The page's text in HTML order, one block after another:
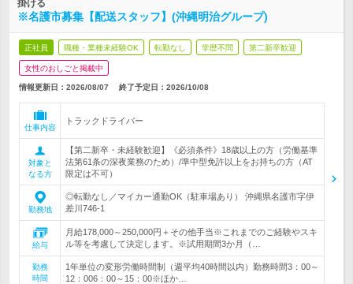
掛ける
※名護市募集【配送スタッフ】(沖縄明治グループ)
正社員 職種・業種未経験OK 転勤なし 学歴不問 第二新卒歓迎
女性のおしごと掲載中
情報更新日：2026/08/07 終了予定日： 2026/10/08
仕事内容
トラックドライバー
対象と
なる方
【第二新卒・未経験歓迎】《必須条件》18歳以上の方（労働基準
法第61条の深夜業務のため）/準中型免許以上をお持ちの方（AT
限定は不可）
勤務地
◎転勤なし／マイカー通勤OK（駐車場あり） 沖縄県名護市字伊
差川746-1
給与
月給178,000～250,000円＋その他手当※これまでのご経験やスキ
ル等を考慮して決定します。※試用期間3か月（…
勤務
時間
1年単位の変形労働時間制（週平均40時間以内）勤務時間3：00～
12：006：00～15：00※ほか…